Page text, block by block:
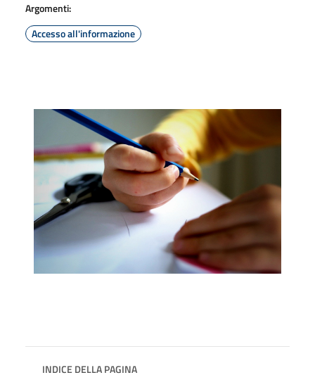
Argomenti:
Accesso all'informazione
INDICE DELLA PAGINA